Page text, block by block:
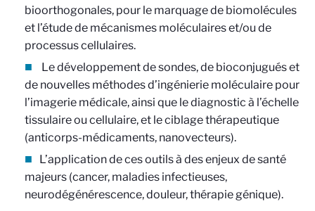
bioorthogonales, pour le marquage de biomolécules
et l’étude de mécanismes moléculaires et/ou de
processus cellulaires.
Le développement de sondes, de bioconjugués et
de nouvelles méthodes d’ingénierie moléculaire pour
l’imagerie médicale, ainsi que le diagnostic à l’échelle
tissulaire ou cellulaire, et le ciblage thérapeutique
(anticorps-médicaments, nanovecteurs).
L’application de ces outils à des enjeux de santé
majeurs (cancer, maladies infectieuses,
neurodégénérescence, douleur, thérapie génique).